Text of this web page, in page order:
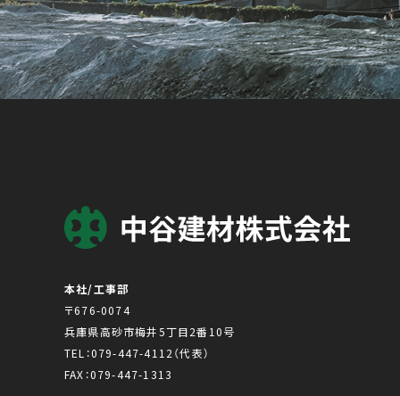
本社/工事部
〒676-0074
兵庫県高砂市梅井5丁目2番10号
TEL：079-447-4112 （代表）
FAX：079-447-1313